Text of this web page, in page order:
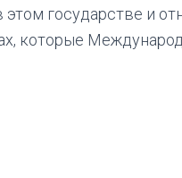
государстве и
которые